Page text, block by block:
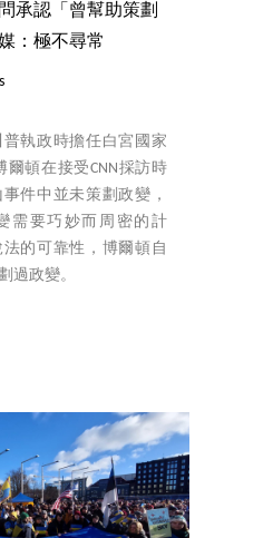
承認「曾幫助策劃
：極不尋常
執政時擔任白宮國家
爾頓在接受CNN採訪時
件中並未策劃政變，
需要巧妙而周密的計
的可靠性，博爾頓自
過政變。